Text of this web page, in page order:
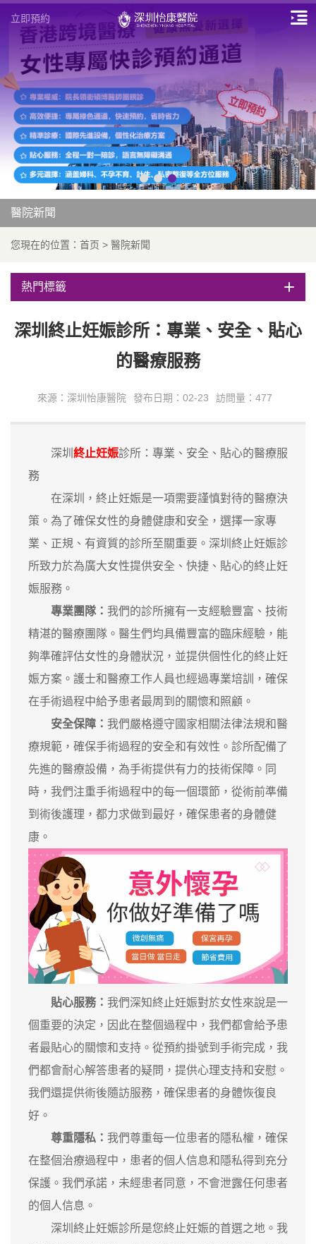
立即預約
醫院新聞
您現在的位置： 首页 > 醫院新聞
熱門標籤
深圳終止妊娠診所：專業、安全、貼心
的醫療服務
來源：深圳怡康醫院 發布日期：02-23 訪問量：477
深圳 終止妊娠診所：專業、安全、貼心的醫療服
務
在深圳，終止妊娠是一項需要謹慎對待的醫療決
策。為了確保女性的身體健康和安全，選擇一家專
業、正規、有資質的診所至關重要。深圳終止妊娠診
所致力於為廣大女性提供安全、快捷、貼心的終止妊
娠服務。
專業團隊： 我們的診所擁有一支經驗豐富、技術
精湛的醫療團隊。醫生們均具備豐富的臨床經驗，能
夠準確評估女性的身體狀況，並提供個性化的終止妊
娠方案。護士和醫療工作人員也經過專業培訓，確保
在手術過程中給予患者最周到的關懷和照顧。
安全保障： 我們嚴格遵守國家相關法律法規和醫
療規範，確保手術過程的安全和有效性。診所配備了
先進的醫療設備，為手術提供有力的技術保障。同
時，我們注重手術過程中的每一個環節，從術前準備
到術後護理，都力求做到最好，確保患者的身體健
康。
貼心服務： 我們深知終止妊娠對於女性來說是一
個重要的決定，因此在整個過程中，我們都會給予患
者最貼心的關懷和支持。從預約掛號到手術完成，我
們都會耐心解答患者的疑問，提供心理支持和安慰。
我們還提供術後隨訪服務，確保患者的身體恢復良
好。
尊重隱私： 我們尊重每一位患者的隱私權，確保
在整個治療過程中，患者的個人信息和隱私得到充分
保護。我們承諾，未經患者同意，不會泄露任何患者
的個人信息。
深圳終止妊娠診所是您終止妊娠的首選之地。我